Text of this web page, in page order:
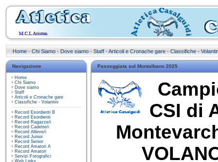
Home · Chi Siamo · Dove siamo · Staff · Articoli e Cronache gare · Classifiche -
Navigazione
Home
Chi Siamo
Dove siamo
Staff
Articoli e Cronache gare
Classifiche - Volantini
Record Esordienti B
Record Esordienti
Record Ragazze/i
Record Cadette/i
Record Allieve/i
Record Junior
Record Senior
Record Amatori A
Record Amatori
Servizi Fotografici
Web Links
Passeggiata sul Montalbano 2025
CSI di